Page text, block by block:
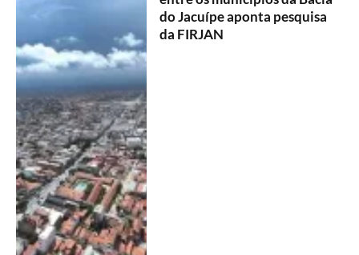
do Jacuípe aponta pesquisa
da FIRJAN